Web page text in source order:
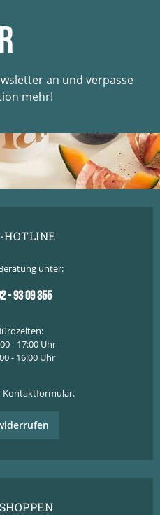
an und verpasse
mehr!
HOTLINE
unter:
- 93 09 355
- 17:00 Uhr
- 16:00 Uhr
Kontaktformular.